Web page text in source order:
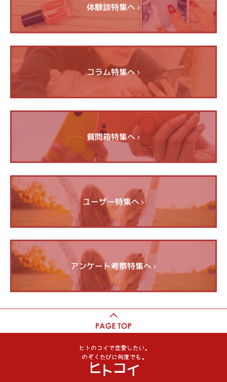
体験談特集へ
コラム特集へ
質問箱特集へ
ユーザー特集へ
アンケート考察特集へ